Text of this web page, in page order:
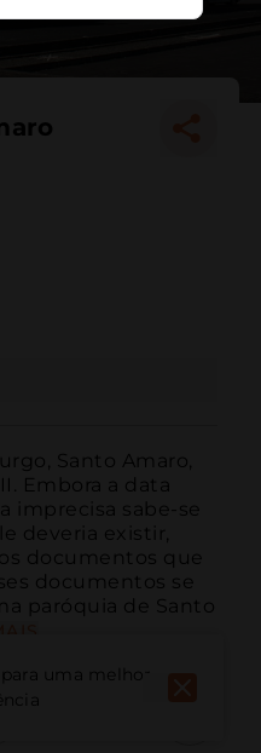
Santo Amaro,
Embora a data
imprecisa sabe-se
deveria existir,
documentos que
documentos se
paróquia de Santo
para uma melhor